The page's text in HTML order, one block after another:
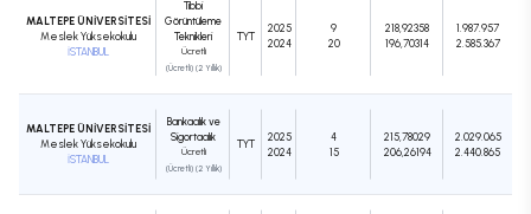
MALTEPE ÜNİVERSİTESİ
Meslek Yüksekokulu
İSTANBUL
Tıbbi
Görüntüleme
Teknikleri
Ücretli
(Ücretli) (2 Yıllık)
TYT
2025
2024
9
20
218,92358
196,70314
1.987.957
2.585.367
MALTEPE ÜNİVERSİTESİ
Meslek Yüksekokulu
İSTANBUL
Bankacılık ve
Sigortacılık
Ücretli
(Ücretli) (2 Yıllık)
TYT
2025
2024
4
15
215,78029
206,26194
2.029.065
2.440.865